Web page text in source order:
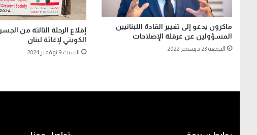
ماكرون يدعو إلى تغيير القادة اللبنانيين
المسؤولين عن عرقلة الإصلاحات
الجمعة 23 ديسمبر 2022
إقلاع الرحلة الثالثة من
الكويتي لإغاثة لبنان
السبت 9 نوفمبر 2024